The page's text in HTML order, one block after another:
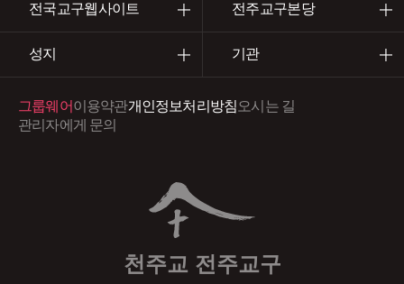
전국교구웹사이트 전주교구본당
성지 기관
천주교 전주교구
그룹웨어이용약관개인정보처리방침오시는 길
관리자에게 문의